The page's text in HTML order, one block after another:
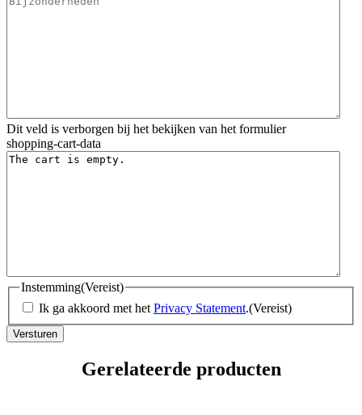
Dit veld is verborgen bij het bekijken van het formulier
shopping-cart-data
Instemming(Vereist)
Ik ga akkoord met het Privacy Statement.(Vereist)
Gerelateerde producten